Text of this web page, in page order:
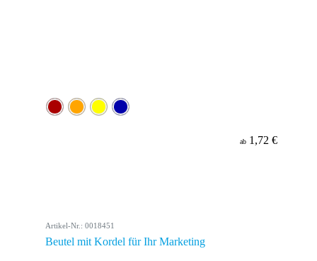
ab 1,72 €
Artikel-Nr.: 0018451
Beutel mit Kordel für Ihr Marketing